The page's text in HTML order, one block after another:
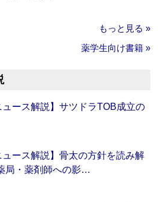
もっと見る »
薬学生向け書籍 »
ュース解説】サツドラTOB成立の
ュース解説】骨太の方針を読み解
局・薬剤師への影…